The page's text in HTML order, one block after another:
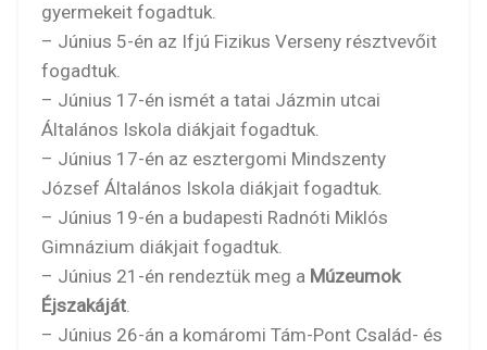
gyermekeit fogadtuk.
– Június 5-én az Ifjú Fizikus Verseny résztvevőit
fogadtuk.
– Június 17-én ismét a tatai Jázmin utcai
Általános Iskola diákjait fogadtuk.
– Június 17-én az esztergomi Mindszenty
József Általános Iskola diákjait fogadtuk.
– Június 19-én a budapesti Radnóti Miklós
Gimnázium diákjait fogadtuk.
– Június 21-én rendeztük meg a Múzeumok
Éjszakáját.
– Június 26-án a komáromi Tám-Pont Család- és